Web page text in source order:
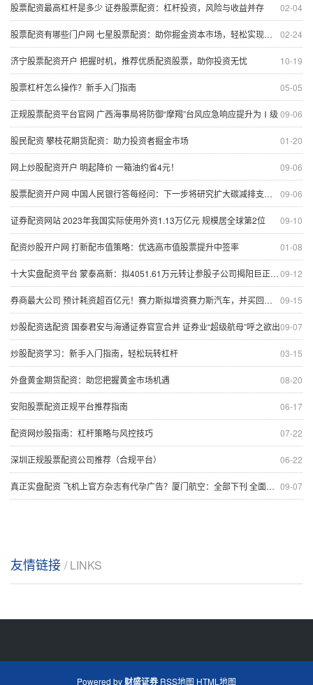
02-04
股票配资最高杠杆是多少 证券股票配资：杠杆投资，风险与收益并存
02-24
股票配资有哪些门户网 七星股票配资：助你掘金资本市场，轻松实现财富梦想
10-19
济宁股票配资开户 把握时机，推荐优质配资股票，助你投资无忧
05-05
股票杠杆怎么操作？新手入门指南
09-06
正规股票配资平台官网 广西海事局将防御“摩羯”台风应急响应提升为Ⅰ级
01-20
股民配资 攀枝花期货配资：助力投资者掘金市场
09-06
网上炒股配资开户 明起降价 一箱油约省4元！
09-06
股票配资开户网 中国人民银行答每经问：下一步将研究扩大碳减排支持工具的支持范围，扩大再贷款规模
09-10
证券配资网站 2023年我国实际使用外资1.13万亿元 规模居全球第2位
01-08
配资炒股开户网 打新配市值策略：优选高市值股票提升中签率
09-12
十大实盘配资平台 蒙泰高新：拟4051.61万元转让参股子公司揭阳巨正源12%股权
09-15
券商最大公司 预计耗资超百亿元！赛力斯拟增资赛力斯汽车，并买回超级工厂
09-07
炒股配资选配资 国泰君安与海通证券官宣合并 证券业“超级航母”呼之欲出
03-15
炒股配资学习：新手入门指南，轻松玩转杠杆
08-20
外盘黄金期货配资：助您把握黄金市场机遇
06-17
安阳股票配资正规平台推荐指南
07-22
配资网炒股指南：杠杆策略与风控技巧
06-22
深圳正规股票配资公司推荐（合规平台）
09-07
真正实盘配资 飞机上官方杂志有代孕广告？厦门航空：全部下刊 全面中止相关合作！
友情链接 / LINKS
Powered by财盛证券 RSS地图 HTML地图